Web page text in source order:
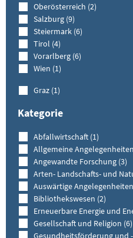
Oberösterreich (2)
Salzburg (9)
Steiermark (6)
Tirol (4)
Vorarlberg (6)
Wien (1)
Graz (1)
Kategorie
Abfallwirtschaft (1)
Allgemeine
Angewandte Forschung (3)
Arten- Landschafts- und
Auswärtige
Bibliothekswesen (2)
Erneuerbare Energie und
Gesellschaft und Religion (6)
Gesundheitsförderung und